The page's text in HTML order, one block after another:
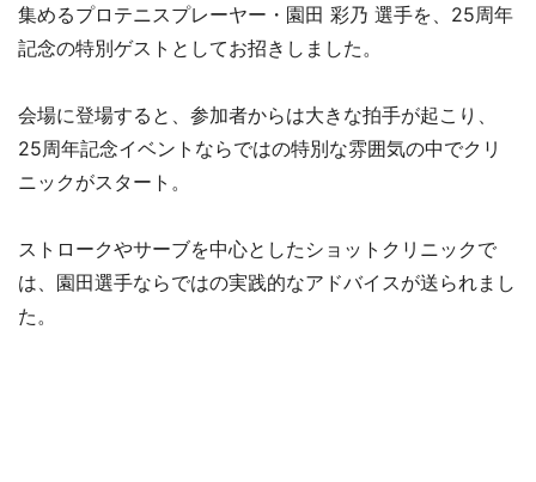
集めるプロテニスプレーヤー・園田 彩乃 選手を、25周年
記念の特別ゲストとしてお招きしました。
会場に登場すると、参加者からは大きな拍手が起こり、
25周年記念イベントならではの特別な雰囲気の中でクリ
ニックがスタート。
ストロークやサーブを中心としたショットクリニックで
は、園田選手ならではの実践的なアドバイスが送られまし
た。